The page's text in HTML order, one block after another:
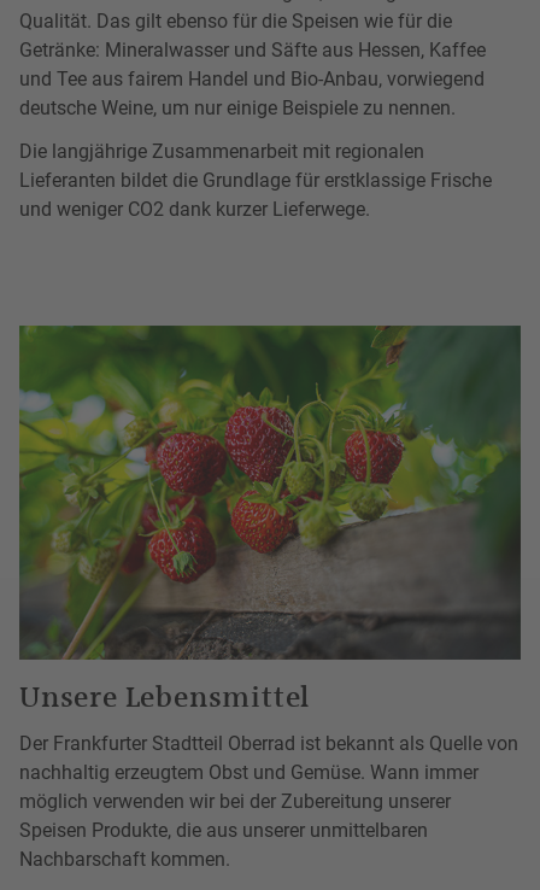
Qualität. Das gilt ebenso für die Speisen wie für die
Getränke: Mineralwasser und Säfte aus Hessen, Kaffee
und Tee aus fairem Handel und Bio-Anbau, vorwiegend
deutsche Weine, um nur einige Beispiele zu nennen.
Die langjährige Zusammenarbeit mit regionalen
Lieferanten bildet die Grundlage für erstklassige Frische
und weniger CO2 dank kurzer Lieferwege.
Unsere Lebensmittel
Der Frankfurter Stadtteil Oberrad ist bekannt als Quelle von
nachhaltig erzeugtem Obst und Gemüse. Wann immer
möglich verwenden wir bei der Zubereitung unserer
Speisen Produkte, die aus unserer unmittelbaren
Nachbarschaft kommen.